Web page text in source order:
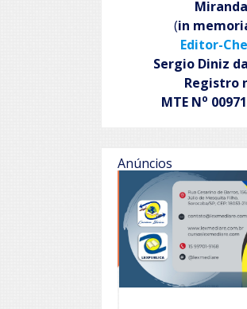
Miranda
(in
Editor-
Sergio Diniz
Registro
MTE No
Anúncios